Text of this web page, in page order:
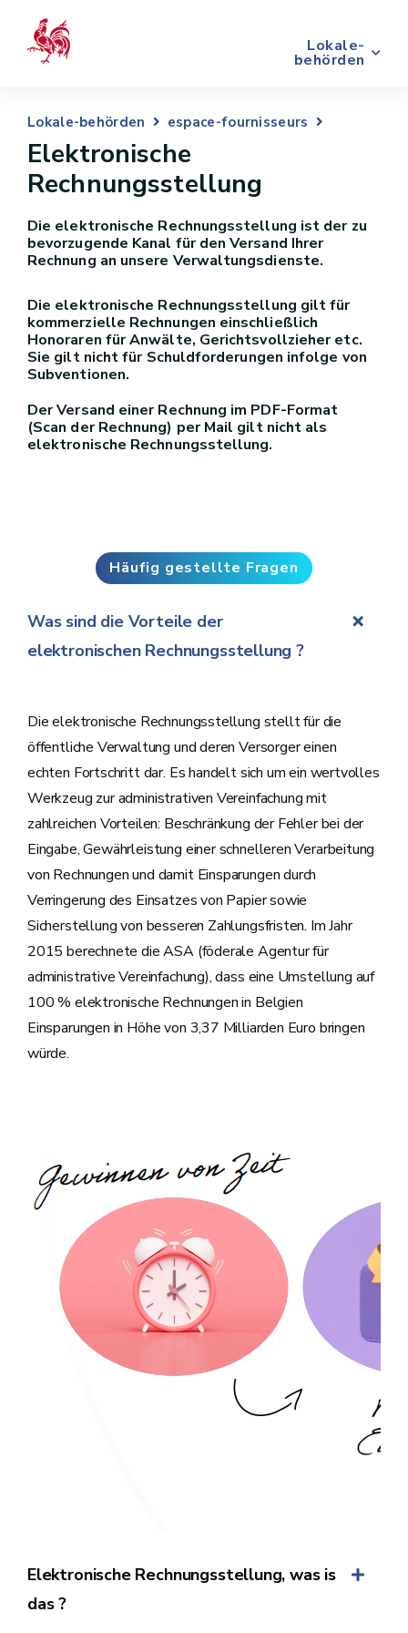
Lokale-
behörden
Lokale-behörden espace-fournisseurs
Elektronische
Rechnungsstellung
Die elektronische Rechnungsstellung ist der zu
bevorzugende Kanal für den Versand Ihrer
Rechnung an unsere Verwaltungsdienste.
Die elektronische Rechnungsstellung gilt für
kommerzielle Rechnungen einschließlich
Honoraren für Anwälte, Gerichtsvollzieher etc.
Sie gilt nicht für Schuldforderungen infolge von
Subventionen.
Der Versand einer Rechnung im PDF-Format
(Scan der Rechnung) per Mail gilt nicht als
elektronische Rechnungsstellung.
Häufig gestellte Fragen
Was sind die Vorteile der
elektronischen Rechnungsstellung ?
Die elektronische Rechnungsstellung stellt für die
öffentliche Verwaltung und deren Versorger einen
echten Fortschritt dar. Es handelt sich um ein wertvolles
Werkzeug zur administrativen Vereinfachung mit
zahlreichen Vorteilen: Beschränkung der Fehler bei der
Eingabe, Gewährleistung einer schnelleren Verarbeitung
von Rechnungen und damit Einsparungen durch
Verringerung des Einsatzes von Papier sowie
Sicherstellung von besseren Zahlungsfristen. Im Jahr
2015 berechnete die ASA (föderale Agentur für
administrative Vereinfachung), dass eine Umstellung auf
100 % elektronische Rechnungen in Belgien
Einsparungen in Höhe von 3,37 Milliarden Euro bringen
würde.
Elektronische Rechnungsstellung, was is
das ?